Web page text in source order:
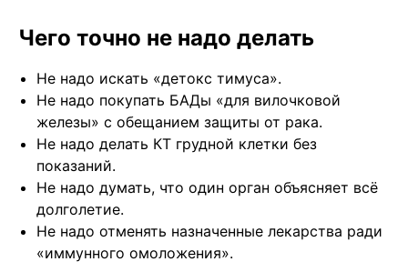
Чего точно не надо делать
Не надо искать «детокс тимуса».
Не надо покупать БАДы «для вилочковой
железы» с обещанием защиты от рака.
Не надо делать КТ грудной клетки без
показаний.
Не надо думать, что один орган объясняет всё
долголетие.
Не надо отменять назначенные лекарства ради
«иммунного омоложения».